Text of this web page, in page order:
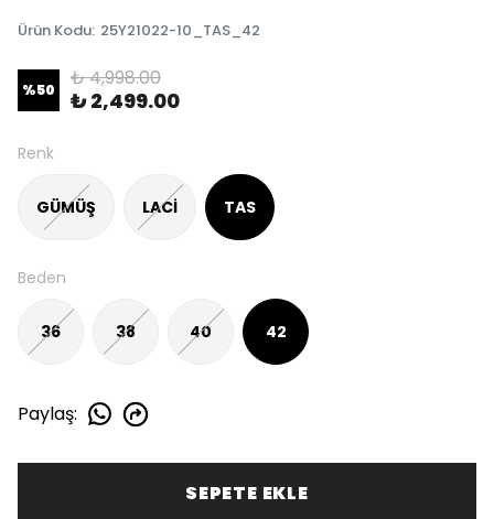
Ürün Kodu: 25Y21022-10_TAS_42
%50 ₺ 4,998.00
₺ 2,499.00
Renk
GÜMÜŞ LACİ TAS
Beden
36 38 40 42
Paylaş:
SEPETE EKLE